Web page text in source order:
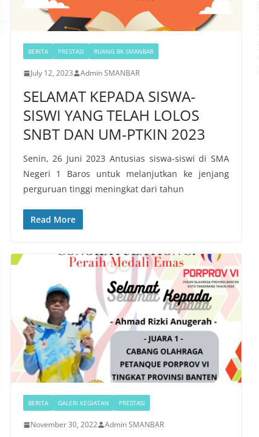
BERITA PRESTASI RUANG BK SMANBAR
July 12, 2023 Admin SMANBAR
SELAMAT KEPADA SISWA-
SISWI YANG TELAH LOLOS
SNBT DAN UM-PTKIN 2023
Senin, 26 Juni 2023 Antusias siswa-siswi di SMA
Negeri 1 Baros untuk melanjutkan ke jenjang
perguruan tinggi meningkat dari tahun
Read More
BERITA GALERI KEGIATAN PRESTASI
November 30, 2022 Admin SMANBAR